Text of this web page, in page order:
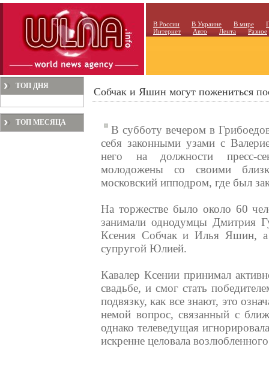
В России В Украине В мире
Интернет
Авто Лента Разное
ТОП ДНЯ
ТОП МЕСЯЦА
Собчак и Яшин могут пожениться
В субботу вечером в
себя законными узами с
него на должности пресс-
молодожены со своими
московский ипподром, где был
На торжестве было около 60
занимали однодумцы Дмитрия
Ксения Собчак и Илья Яшин, а
супругой Юлией.
Кавалер Ксении принимал
свадьбе, и смог стать
подвязку, как все знают, это
немой вопрос, связанный с
однако телеведущая
искренне целовала